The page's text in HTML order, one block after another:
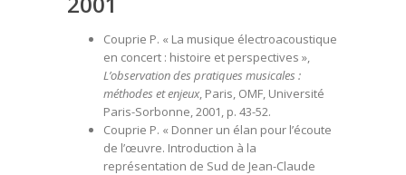
Couprie P. « La musique électroacoustique
en concert : histoire et perspectives »,
L’observation des pratiques musicales :
méthodes et enjeux, Paris, OMF, Université
Paris-Sorbonne, 2001, p. 43-52.
Couprie P. « Donner un élan pour l’écoute
de l’œuvre. Introduction à la
représentation de Sud de Jean-Claude